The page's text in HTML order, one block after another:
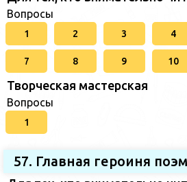
Вопросы
1 2 3 4
7 8 9 10
Творческая мастерская
Вопросы
1
57. Главная героиня